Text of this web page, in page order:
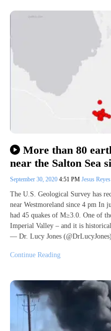
More than 80
near the Salton Sea
September 30, 2020 4:51 PM Jesus Reyes
The U.S. Geological Survey has
near Westmoreland since 4 pm In
had 45 quakes of M≥3.0. One of
Imperial Valley – and it is
— Dr. Lucy Jones
Continue Reading